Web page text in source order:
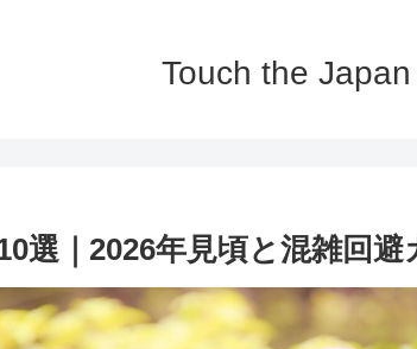
Touch the
選｜2026年見頃と混雑回避